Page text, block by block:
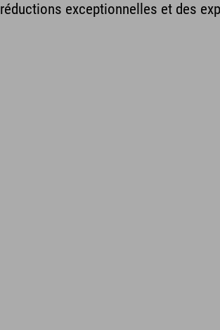
réductions exceptionnelles et des